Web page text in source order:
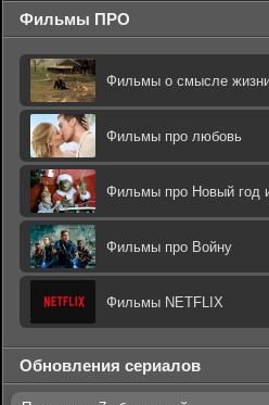
Фильмы ПРО
Фильмы о смысле
Фильмы про любовь
Фильмы про Новый год
Фильмы про Войну
Фильмы NETFLIX
Обновления сериалов